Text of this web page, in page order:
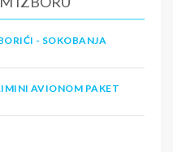
- SOKOBANJA
AVIONOM PAKET